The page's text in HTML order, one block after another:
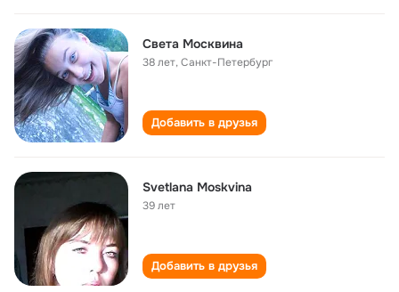
Света Москвина
38 лет,Санкт-Петербург
Добавить в друзья
Svetlana Moskvina
39 лет
Добавить в друзья